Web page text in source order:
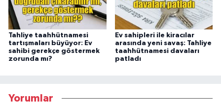
Tahliye taahhütnamesi
tartışmaları büyüyor: Ev
sahibi gerekçe göstermek
zorunda mı?
Ev sahipleri ile kiracılar
arasında yeni savaş: Tahliye
taahhütnamesi davaları
patladı
Yorumlar